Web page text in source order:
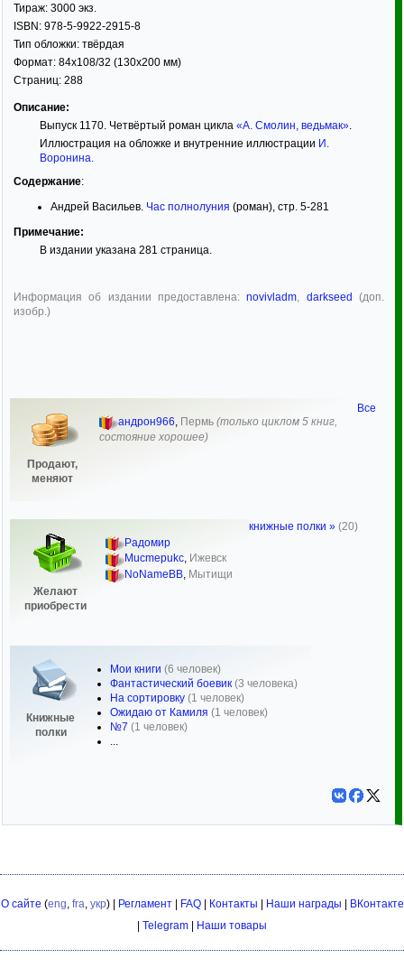
Тираж: 3000 экз.
ISBN: 978-5-9922-2915-8
Тип обложки: твёрдая
Формат: 84x108/32 (130x200 мм)
Страниц: 288
Описание:
Выпуск 1170. Четвёртый роман цикла «А. Смолин, ведьмак».
Иллюстрация на обложке и внутренние иллюстрации И.
Воронина.
Содержание:
Андрей Васильев. Час полнолуния (роман), стр. 5-281
Примечание:
В издании указана 281 страница.
Информация об издании предоставлена:novivladm, darkseed
(доп.
изобр.)
Продают,
меняют
андрон966, Пермь (только циклом 5 книг,
состояние хорошее)
Желают
приобрести
Радомир
Mucmepukc, Ижевск
NoNameBB Мытищи
Книжные
полки
Мои книги (6 человек)
Фантастический боевик (3 человека)
На сортировку (1 человек)
Ожидаю от Камиля (1 человек)
№7 (1 человек)
...
Все
книжные полки » (20)
О сайте (eng, fra, укр) | Регламент| FAQ| Контакты Наши награды
ВКонтакте
Telegram Наши товары